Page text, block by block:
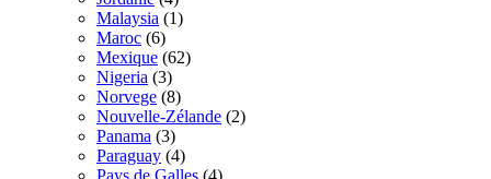
Malaysia (1)
Maroc (6)
Mexique (62)
Nigeria (3)
Norvege (8)
Nouvelle-Zélande (2)
Panama (3)
Paraguay (4)
Pays de Galles (4)